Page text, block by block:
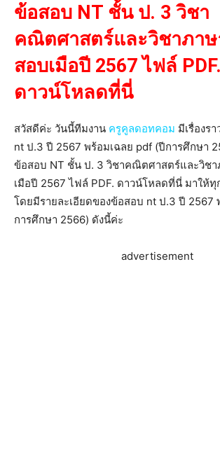
ข้อสอบ NT ชั้น ป. 3 วิชา
คณิตศาสตร์และวิชาภาษ
สอบเมือปี 2567 ไฟล์ PDF.
ดาวน์โหลดที่นี่
สวัสดีค่ะ วันนี้ทีมงาน ครูคูลดอทคอม มีเรื่องร
nt ป.3 ปี 2567 พร้อมเฉลย pdf (ปีการศึกษา
ข้อสอบ NT ชั้น ป. 3 วิชาคณิตศาสตร์และวิชา
เมือปี 2567 ไฟล์ PDF. ดาวน์โหลดที่นี่ มาให้
โดยมีรายละเอียดของข้อสอบ nt ป.3 ปี 2567
การศึกษา 2566) ดังนี้ค่ะ
advertisement